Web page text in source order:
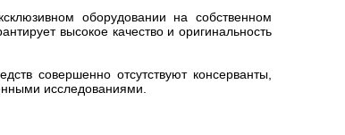
оборудовании на собственном
высокое качество и оригинальность
совершенно отсутствуют консерванты,
исследованиями.